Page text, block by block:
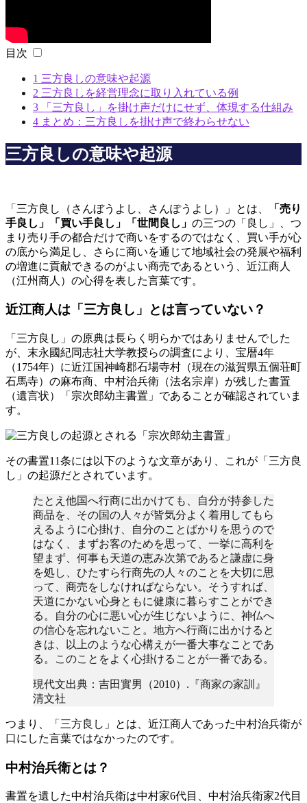
目次
1 三方良しの意味や起源
2 三方良しを経営理念に取り入れている例
3 「三方良し」を掛け声だけにせず、体現する仕組み
4 まとめ：三方良しを掛け声で終わらせない
三方良しの意味や起源
「三方良し（さんぼうよし、さんぽうよし）」とは、
「売り
手良し」「買い手良し」「世間良し」 の三つの「良し」、つ
まり売り手の都合だけで商いをするのではなく、買い手が心
の底から満足し、さらに商いを通じて地域社会の発展や福利
の増進に貢献できるのがよい商売であるという、近江商人
（江州商人）の心得を表した言葉です。
近江商人は「三方良し」とは言っていない？
「三方良し」の原典は長らく明らかではありませんでした
が、末永國紀同志社大学教授らの調査により、宝暦4年
（1754年）に近江国神崎郡石場寺村（現在の滋賀県五個荘町
石馬寺）の麻布商、中村治兵衛（法名宗岸）が残した書置
（遺言状）「宗次郎幼主書置」であることが確認されていま
す。
その書置11条には以下のような文章があり、これが「三方良
し」の起源だとされています。
たとえ他国へ行商に出かけても、自分が持参した
商品を、その国の人々が皆気分よく着用してもら
えるように心掛け、自分のことばかりを思うので
はなく、まずお客のためを思って、一挙に高利を
望まず、何事も天道の恵み次第であると謙虚に身
を処し、ひたすら行商先の人々のことを大切に思
って、商売をしなければならない。そうすれば、
天道にかない心身ともに健康に暮らすことができ
る。自分の心に悪い心が生じないように、神仏へ
の信心を忘れないこと。地方へ行商に出かけると
きは、以上のような心構えが一番大事なことであ
る。このことをよく心掛けることが一番である。
現代文出典：吉田實男（2010）.『商家の家訓』
清文社
つまり、「三方良し」とは、近江商人であった中村治兵衛が
口にした言葉ではなかったのです。
中村治兵衛とは？
書置を遺した中村治兵衛は中村家6代目、中村治兵衛家2代目